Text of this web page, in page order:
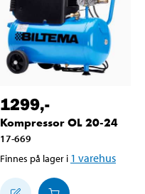
1299,-
Kompressor OL 20-24
17-669
Finnes på lager i 1 varehus